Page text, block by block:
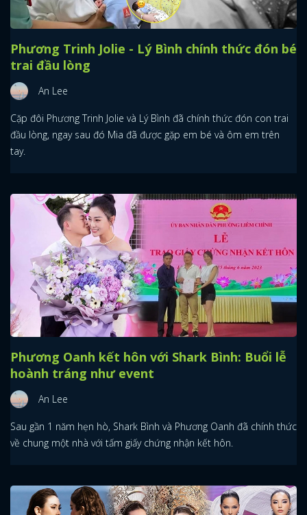
Phương Trinh Jolie - Lý Bình chính thức đón bé
trai đầu lòng
An Lee
Cặp đôi Phương Trinh Jolie và Lý Bình đã chính thức đón con trai
đầu lòng, ngay sau đó Mia đã được gặp em bé và ôm em trên
tay.
Phương Oanh kết hôn với Shark Bình: Buổi lễ
hoành tráng như event
An Lee
Sau gần 1 năm hẹn hò, Shark Bình và Phương Oanh đã chính thức
về chung một nhà với tấm giấy chứng nhận kết hôn.